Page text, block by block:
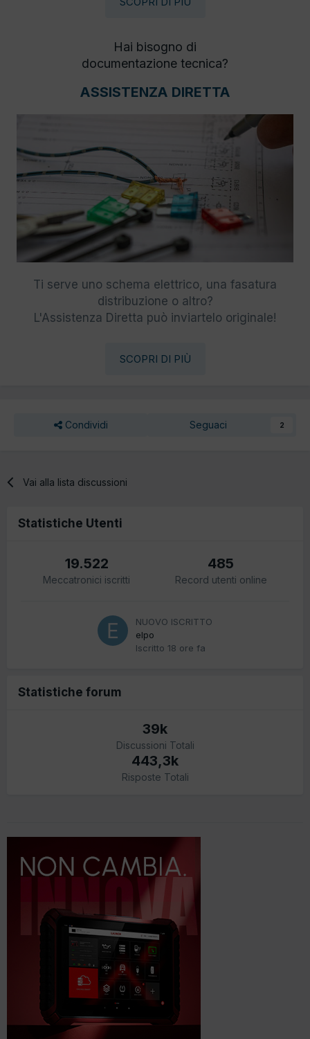
Hai bisogno di
documentazione tecnica?
ASSISTENZA DIRETTA
Ti serve uno schema elettrico, una fasatura
distribuzione o altro?
L'Assistenza Diretta può inviartelo originale!
SCOPRI DI PIÙ
Condividi Seguaci 2
Vai alla lista discussioni
Statistiche Utenti
19.522
Meccatronici iscritti
485
Record utenti online
NUOVO ISCRITTO
elpo
Iscritto 18 ore fa
Statistiche forum
39k
Discussioni Totali
443,3k
Risposte Totali